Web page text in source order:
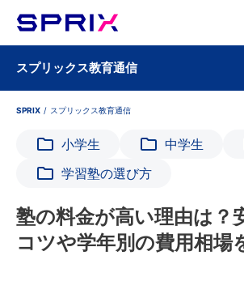
スプリックス教育通信
SPRIX / スプリックス教育通信
小学生 中学生
学習塾の選び方
塾の料金が高い理由は？
コツや学年別の費用相場